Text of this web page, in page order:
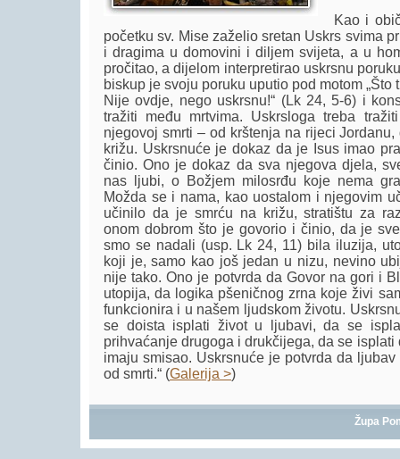
Kao i
početku sv. Mise zaželio sretan Uskrs svima
i dragima u domovini i diljem svijeta, a u
pročitao, a dijelom interpretirao uskrsnu
biskup je svoju poruku uputio pod motom „Što
Nije ovdje, nego uskrsnu!“ (Lk 24, 5-6) i
tražiti među mrtvima. Uskrsloga treba
njegovoj smrti – od krštenja na rijeci
križu. Uskrsnuće je dokaz da je Isus imao
činio. Ono je dokaz da sva njegova djela,
nas ljubi, o Božjem milosrđu koje nema
Možda se i nama, kao uostalom i njegovim
učinilo da je smrću na križu, stratištu za
onom dobrom što je govorio i činio, da je
smo se nadali (usp. Lk 24, 11) bila iluzija,
koji je, samo kao još jedan u nizu, nevino
nije tako. Ono je potvrda da Govor na gori i
utopija, da logika pšeničnog zrna koje živi
funkcionira i u našem ljudskom životu.
se doista isplati život u ljubavi, da se
prihvaćanje drugoga i drukčijega, da se
imaju smisao. Uskrsnuće je potvrda da
od smrti.“ (Galerija >)
Župa